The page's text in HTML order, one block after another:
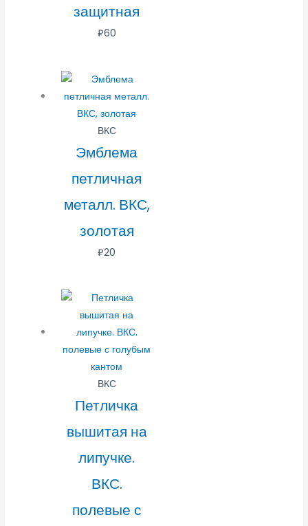
защитная
₽60
ВКС
Эмблема
петличная
металл. ВКС,
золотая
₽20
ВКС
Петличка
вышитая на
липучке.
ВКС.
полевые с